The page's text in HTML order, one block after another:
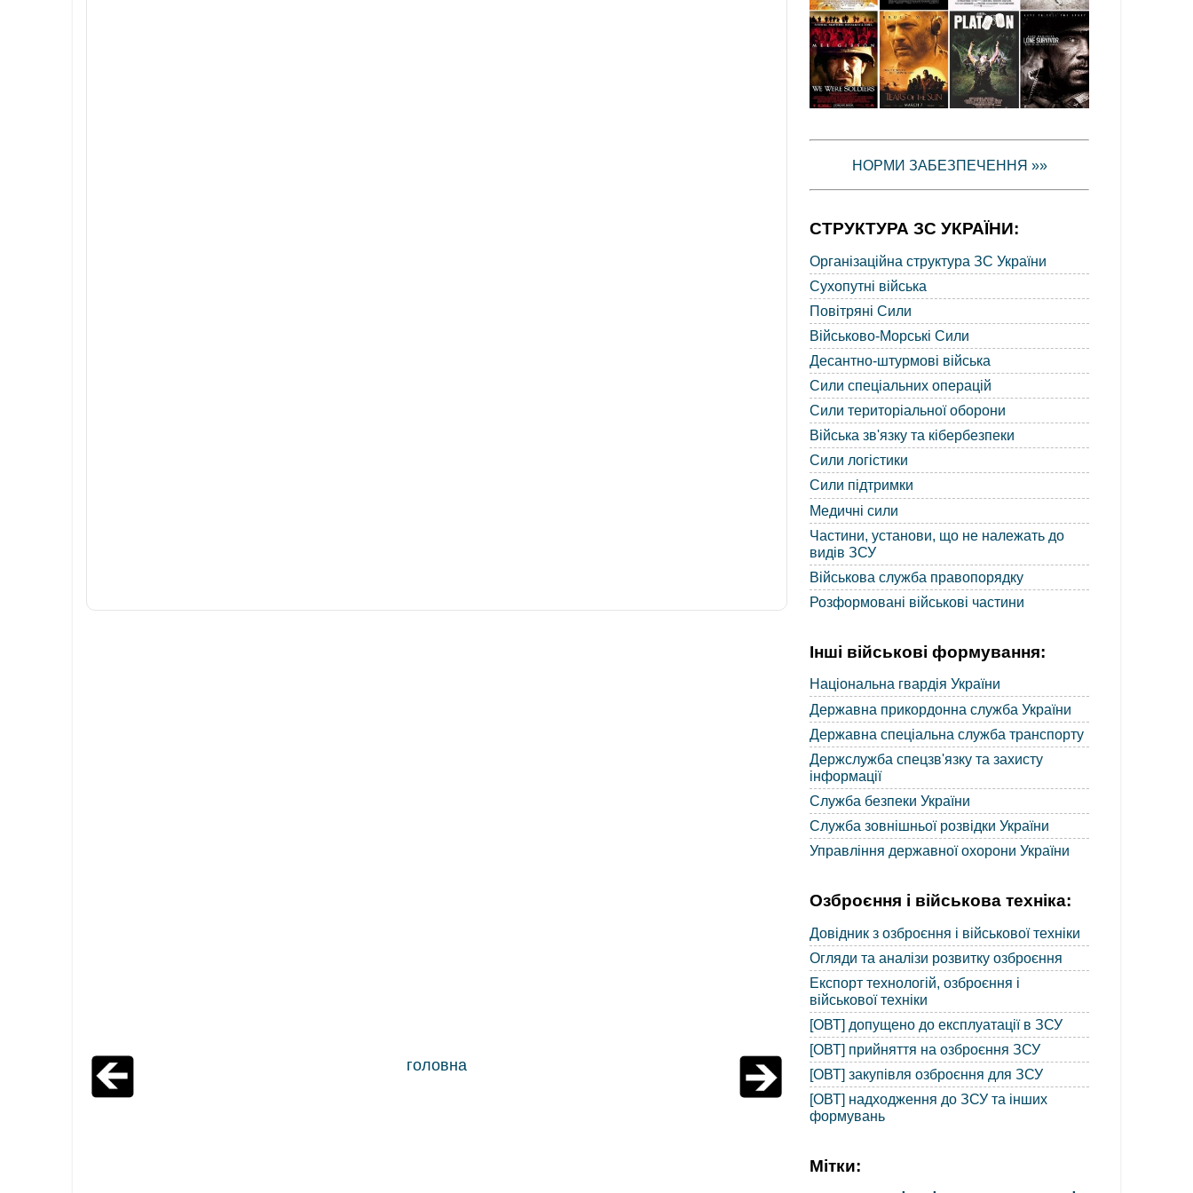
головна
НОРМИ ЗАБЕЗПЕЧЕННЯ »»
СТРУКТУРА ЗС УКРАЇНИ:
Організаційна структура ЗС України
Сухопутні війська
Повітряні Сили
Військово-Морські Сили
Десантно-штурмові війська
Сили спеціальних операцій
Сили територіальної оборони
Війська зв'язку та кібербезпеки
Сили логістики
Сили підтримки
Медичні сили
Частини, установи, що не належать до
видів ЗСУ
Військова служба правопорядку
Розформовані військові частини
Інші військові формування:
Національна гвардія України
Державна прикордонна служба України
Державна спеціальна служба транспорту
Держслужба спецзв'язку та захисту
інформації
Служба безпеки України
Служба зовнішньої розвідки України
Управління державної охорони України
Озброєння і військова техніка:
Довідник з озброєння і військової техніки
Огляди та аналізи розвитку озброєння
Експорт технологій, озброєння і
військової техніки
[ОВТ] допущено до експлуатації в ЗСУ
[ОВТ] прийняття на озброєння ЗСУ
[ОВТ] закупівля озброєння для ЗСУ
[ОВТ] надходження до ЗСУ та інших
формувань
Мітки: